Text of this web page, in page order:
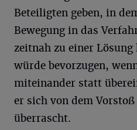
Beteiligten geben, in
Bewegung in das
zeitnah zu einer
würde bevorzugen,
miteinander statt
er sich von dem Vorstoß
überrascht.